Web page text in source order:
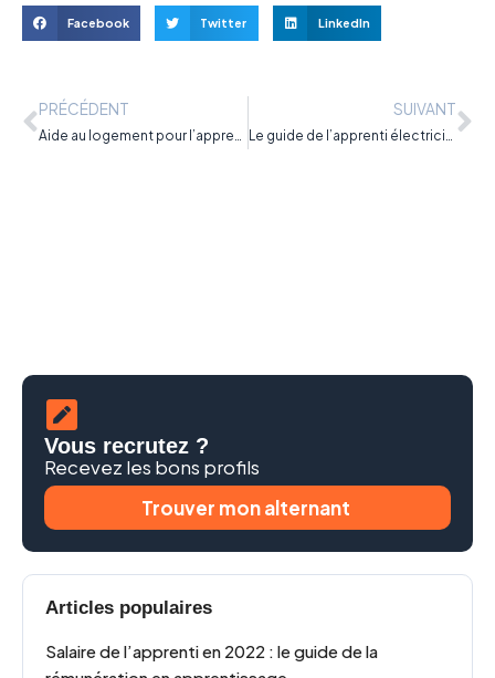
Facebook Twitter LinkedIn
PRÉCÉDENT SUIVANT
Vous recrutez ?
Recevez les bons profils
Trouver mon alternant
Articles populaires
Salaire de l’apprenti en 2022 : le guide de la